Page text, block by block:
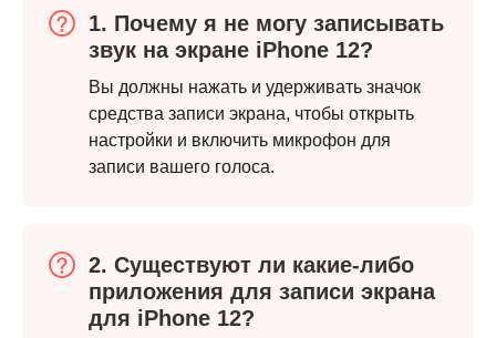
1. Почему я не могу записывать
звук на экране iPhone 12?
Вы должны нажать и удерживать значок
средства записи экрана, чтобы открыть
настройки и включить микрофон для
записи вашего голоса.
2. Существуют ли какие-либо
приложения для записи экрана
для iPhone 12?